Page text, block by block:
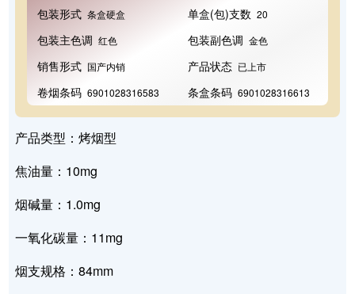
包装形式 条盒硬盒 单盒(包)支数 20
包装主色调 红色 包装副色调 金色
销售形式 国产内销 产品状态 已上市
卷烟条码 6901028316583 条盒条码 6901028316613
产品类型：烤烟型
焦油量：10mg
烟碱量：1.0mg
一氧化碳量：11mg
烟支规格：84mm